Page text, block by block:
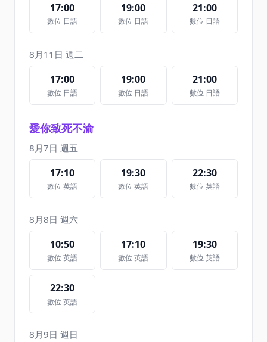
17:00
數位 日語
19:00
數位 日語
21:00
數位 日語
8月11日 週二
17:00
數位 日語
19:00
數位 日語
21:00
數位 日語
愛你致死不渝
8月7日 週五
17:10
數位 英語
19:30
數位 英語
22:30
數位 英語
8月8日 週六
10:50
數位 英語
17:10
數位 英語
19:30
數位 英語
22:30
數位 英語
8月9日 週日